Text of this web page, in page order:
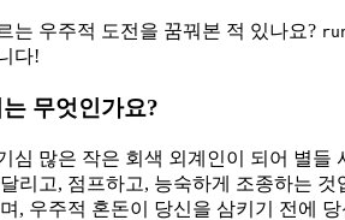
는 우주적 도전을 꿈꿔본 적 있나요?
다!
무엇인가요?
심 많은 작은 회색 외계인이 되어 별
리고, 점프하고, 능숙하게 조종하는
, 우주적 혼돈이 당신을 삼키기 전에